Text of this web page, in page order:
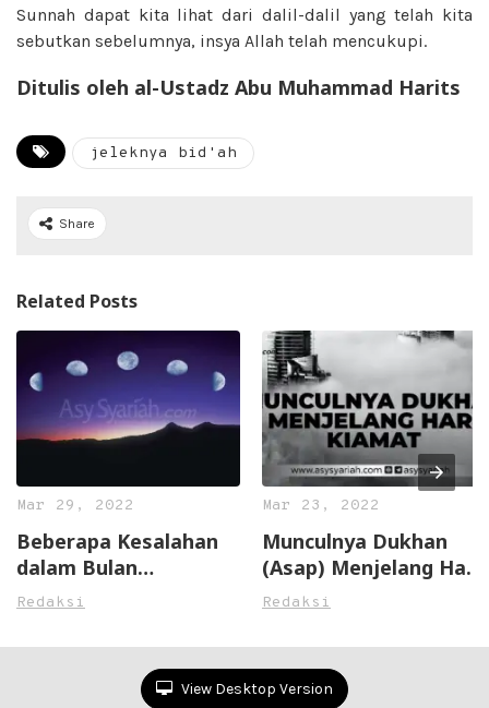
Sunnah dapat kita lihat dari dalil-dalil yang telah kita
sebutkan sebelumnya, insya Allah telah mencukupi.
Ditulis oleh al-Ustadz Abu Muhammad Harits
jeleknya bid'ah
Share
Related Posts
Mar 29, 2022
Beberapa Kesalahan
dalam Bulan
Ramadhan
Redaksi
Mar 23, 2022
Munculnya Dukhan
(Asap) Menjelang Hari
Kiamat
Redaksi
View Desktop Version